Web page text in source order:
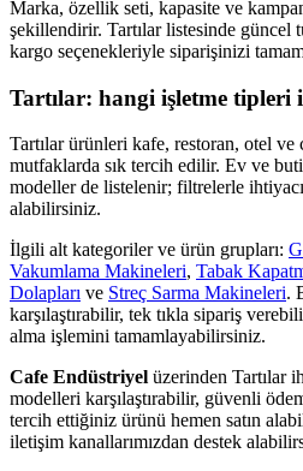
Marka, özellik seti, kapasite ve
şekillendirir. Tartılar listesinde güncel
kargo seçenekleriyle siparişinizi
Tartılar: hangi işletme tipleri
Tartılar ürünleri kafe, restoran, otel
mutfaklarda sık tercih edilir. Ev ve
modeller de listelenir; filtrelerle
alabilirsiniz.
İlgili alt kategoriler ve ürün grupları:
Vakumlama Makineleri, Tabak
Dolapları ve Streç Sarma Makineleri.
karşılaştırabilir, tek tıkla sipariş
alma işlemini tamamlayabilirsiniz.
Cafe Endüstriyel üzerinden Tartılar
modelleri karşılaştırabilir, güvenli
tercih ettiğiniz ürünü hemen satın
iletişim kanallarımızdan destek